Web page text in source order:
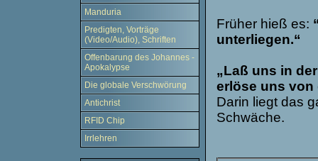
Manduria
Predigten, Vorträge
(Video/Audio), Schriften
Offenbarung des Johannes -
Apokalypse
Die globale Verschwörung
Antichrist
RFID Chip
Irrlehren
Früher hieß es:
unterliegen.“
„Laß uns in
erlöse uns von
Darin liegt das
Schwäche.